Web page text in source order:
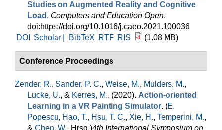
Studies on Augmented Reality and Cognitive
Load . Computers and Education Open.
doi:https://doi.org/10.1016/j.caeo.2021.100036
DOI
Scholar | BibTeX RTF RIS (1.08 MB)
Conference Proceedings
Zender, R., Sander, P. C., Weise, M., Mulders, M.,
Lucke, U., & Kerres, M.. (2020). Action-oriented
Learning in a VR Painting Simulator. (E.
Popescu, Hao, T., Hsu, T. C., Xie, H., Temperini, M.,
& Chen, W., Hrsg.)4th International Symposium on